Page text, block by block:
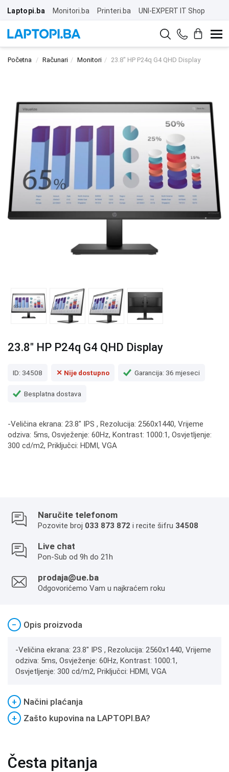
Laptopi.ba Monitori.ba Printeri.ba UNI-EXPERT IT Shop
Početna Računari Monitori 23.8" HP P24q G4 QHD Display
23.8" HP P24q G4 QHD Display
ID: 34508 ✕ Nije dostupno Garancija: 36 mjeseci
Besplatna dostava
-Veličina ekrana: 23.8" IPS , Rezolucija: 2560x1440, Vrijeme
odziva: 5ms, Osvježenje: 60Hz, Kontrast: 1000:1, Osvjetljenje:
300 cd/m2, Priključci: HDMI, VGA
Naručite telefonom
Pozovite broj 033 873 872 i recite šifru 34508
Live chat
Pon-Sub od 9h do 21h
prodaja@ue.ba
Odgovorićemo Vam u najkraćem roku
− Opis proizvoda
-Veličina ekrana: 23.8" IPS , Rezolucija: 2560x1440, Vrijeme
odziva: 5ms, Osvježenje: 60Hz, Kontrast: 1000:1,
Osvjetljenje: 300 cd/m2, Priključci: HDMI, VGA
+
Načini plaćanja
+
Zašto kupovina na LAPTOPI.BA?
Česta pitanja